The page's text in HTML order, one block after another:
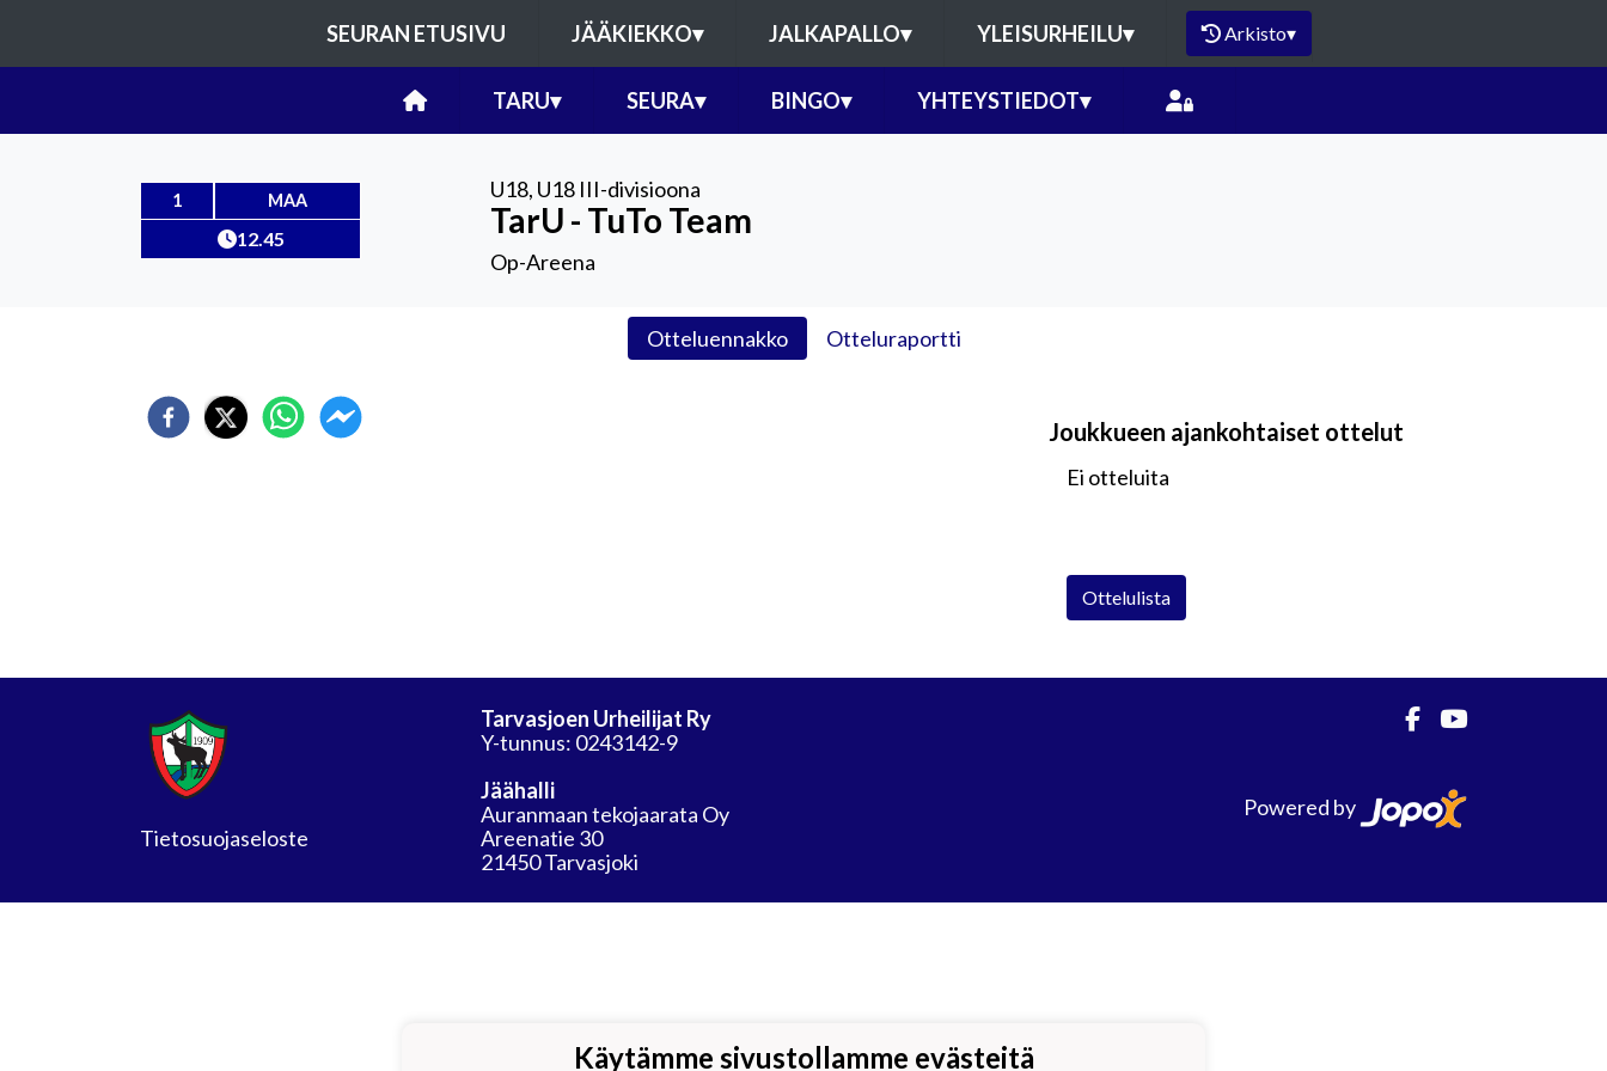
SEURAN ETUSIVU JÄÄKIEKKO▾ JALKAPALLO▾ YLEISURHEILU▾ Arkisto▾
TARU▾ SEURA▾ BINGO▾ YHTEYSTIEDOT▾
1 MAA
12.45
U18, U18 III-divisioona
TarU - TuTo Team
Op-Areena
Otteluennakko Otteluraportti
Joukkueen ajankohtaiset ottelut
Ei otteluita
Ottelulista
Tietosuojaseloste
Tarvasjoen Urheilijat Ry
Y-tunnus: 0243142-9
Jäähalli
Auranmaan tekojaarata Oy
Areenatie 30
21450 Tarvasjoki
Powered by
Käytämme sivustollamme evästeitä